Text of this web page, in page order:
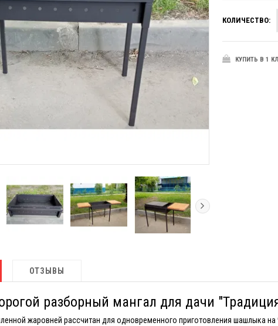
КОЛИЧЕСТВО:
КУПИТЬ В 1
ОТЗЫВЫ
разборный мангал для дачи
жаровней рассчитан для одновременного приготовления шашлыка на